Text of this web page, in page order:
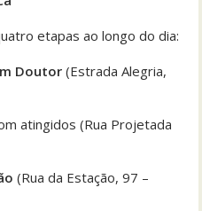
etapas ao longo do dia:
Doutor (Estrada Alegria,
atingidos (Rua Projetada
(Rua da Estação, 97 –